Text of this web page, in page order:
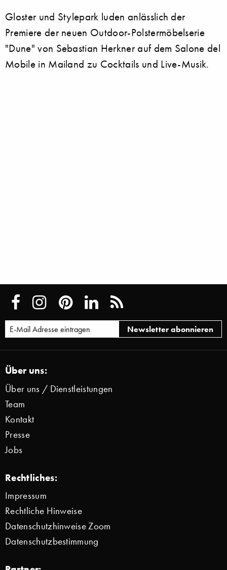
Gloster und Stylepark luden anlässlich der
Premiere der neuen Outdoor-Polstermöbelserie
"Dune" von Sebastian Herkner auf dem Salone del
Mobile in Mailand zu Cocktails und Live-Musik.
Über uns:
Über uns / Dienstleistungen
Team
Kontakt
Presse
Jobs
Rechtliches:
Impressum
Rechtliche Hinweise
Datenschutzhinweise Zoom
Datenschutzbestimmung